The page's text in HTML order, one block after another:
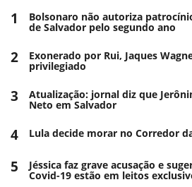
1 Bolsonaro não autoriza
de Salvador pelo segundo ano
2 Exonerado por Rui, Jaques
privilegiado
3 Atualização: jornal diz que
Neto em Salvador
4 Lula decide morar no Corredor
5 Jéssica faz grave acusação e
Covid-19 estão em leitos